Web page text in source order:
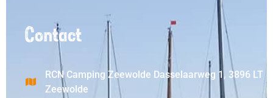
Contact
RCN Camping Zeewolde Dasselaarweg 1, 3896 LT
Zeewolde